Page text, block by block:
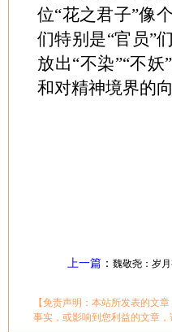
位“花之君子”像
们特别是“官员”
放出“不染”“不
和对精神境界的向
上一篇： 魏敬尧：岁
【免责声明：本站所发表的文
事实，或影响到您利益的文章，